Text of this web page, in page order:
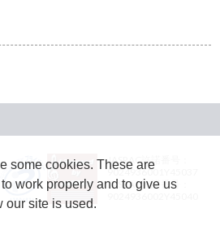
JASRAC許諾番号：
9024936001Y45037
JASRAC許諾番号：
some cookies. These are
work properly and to give us
our site is used.